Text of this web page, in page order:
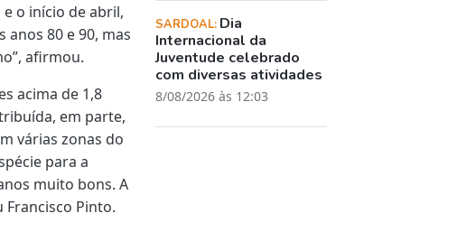
o início de abril,
anos 80 e 90, mas
afirmou.
acima de 1,8
em parte,
várias zonas do
para a
muito bons. A
Pinto.
SARDOAL: Dia
Internacional da
Juventude celebrado
com diversas atividades
8/08/2026 às 12:03